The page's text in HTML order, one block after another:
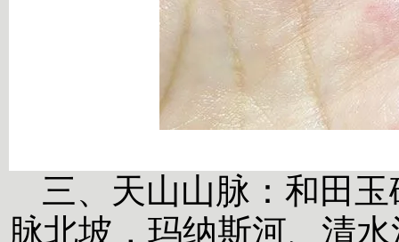
三、 天山山脉：和田玉
脉北坡，玛纳斯河、清